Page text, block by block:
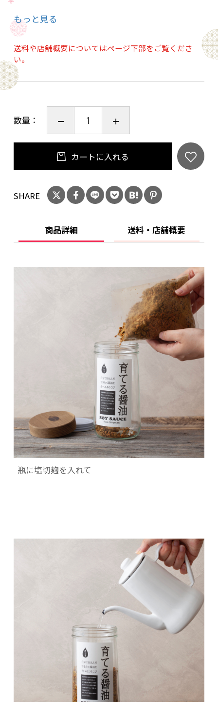
自身でしぼり、フレッシュなお醤油とお醤油を
しぼった後のもろみも味わっていただくお醤油
キットです。水を注ぎ、混ぜ、発酵熟成の過程
を楽しんで手づくりのおいしさを味わってくだ
さい。
仕込み期限：製造日より６ヵ月
もっと見る
送料や店舗概要についてはページ下部をご覧くださ
い。
数量：
カートに入れる
SHARE
商品詳細 送料・店舗概要
瓶に塩切麹を入れて